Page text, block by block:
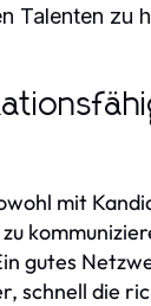
Talenten zu
mit
gutes
schnell die